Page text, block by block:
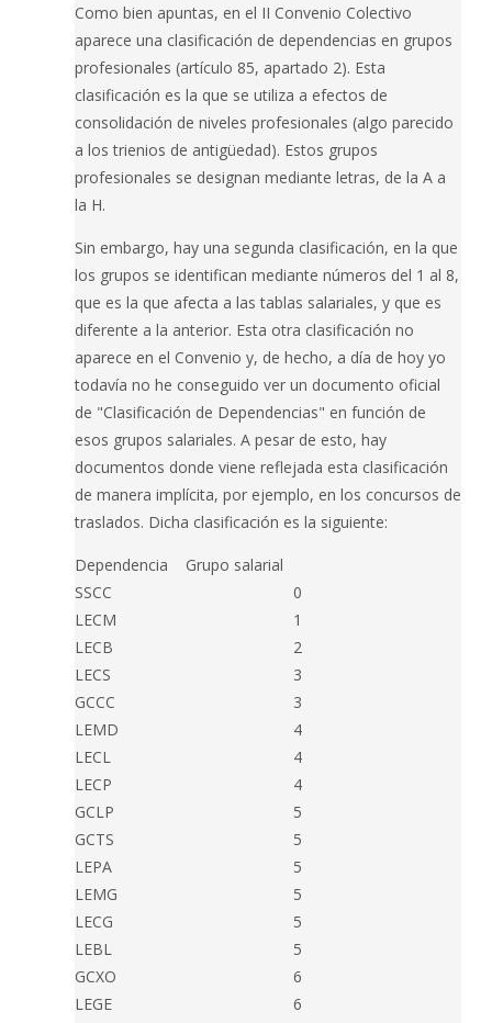
Como bien apuntas, en el II Convenio Colectivo
aparece una clasificación de dependencias en grupos
profesionales (artículo 85, apartado 2). Esta
clasificación es la que se utiliza a efectos de
consolidación de niveles profesionales (algo parecido
a los trienios de antigüedad). Estos grupos
profesionales se designan mediante letras, de la A a
la H.
Sin embargo, hay una segunda clasificación, en la que
los grupos se identifican mediante números del 1 al 8,
que es la que afecta a las tablas salariales, y que es
diferente a la anterior. Esta otra clasificación no
aparece en el Convenio y, de hecho, a día de hoy yo
todavía no he conseguido ver un documento oficial
de "Clasificación de Dependencias" en función de
esos grupos salariales. A pesar de esto, hay
documentos donde viene reflejada esta clasificación
de manera implícita, por ejemplo, en los concursos de
traslados. Dicha clasificación es la siguiente:
Dependencia
Grupo salarial
SSCC
0
LECM
1
LECB
2
LECS
3
GCCC
3
LEMD
4
LECL
4
LECP
4
GCLP
5
GCTS
5
LEPA
5
LEMG
5
LECG
5
LEBL
5
GCXO
6
LEGE
6